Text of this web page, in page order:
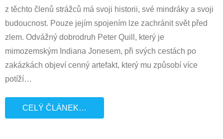
z těchto členů strážců má svoji historii, své mindráky a svoji
budoucnost. Pouze jejím spojením lze zachránit svět před
zlem. Odvážný dobrodruh Peter Quill, který je
mimozemským Indiana Jonesem, při svých cestách po
zakázkách objeví cenný artefakt, který mu způsobí více
potíží…
CELÝ ČLÁNEK…